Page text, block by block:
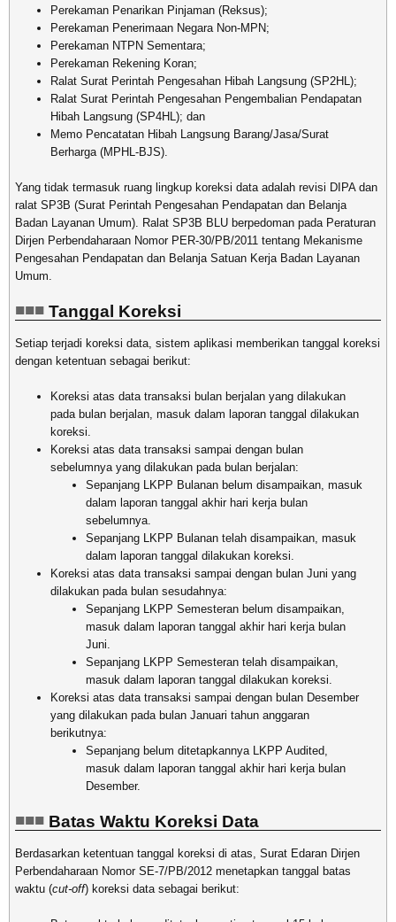
Perekaman Penarikan Pinjaman (Reksus);
Perekaman Penerimaan Negara Non-MPN;
Perekaman NTPN Sementara;
Perekaman Rekening Koran;
Ralat Surat Perintah Pengesahan Hibah Langsung (SP2HL);
Ralat Surat Perintah Pengesahan Pengembalian Pendapatan
Hibah Langsung (SP4HL); dan
Memo Pencatatan Hibah Langsung Barang/Jasa/Surat
Berharga (MPHL-BJS).
Yang tidak termasuk ruang lingkup koreksi data adalah revisi DIPA dan
ralat SP3B (Surat Perintah Pengesahan Pendapatan dan Belanja
Badan Layanan Umum). Ralat SP3B BLU berpedoman pada Peraturan
Dirjen Perbendaharaan Nomor PER-30/PB/2011 tentang Mekanisme
Pengesahan Pendapatan dan Belanja Satuan Kerja Badan Layanan
Umum.
Tanggal Koreksi
Setiap terjadi koreksi data, sistem aplikasi memberikan tanggal koreksi
dengan ketentuan sebagai berikut:
Koreksi atas data transaksi bulan berjalan yang dilakukan
pada bulan berjalan, masuk dalam laporan tanggal dilakukan
koreksi.
Koreksi atas data transaksi sampai dengan bulan
sebelumnya yang dilakukan pada bulan berjalan:
Sepanjang LKPP Bulanan belum disampaikan, masuk
dalam laporan tanggal akhir hari kerja bulan
sebelumnya.
Sepanjang LKPP Bulanan telah disampaikan, masuk
dalam laporan tanggal dilakukan koreksi.
Koreksi atas data transaksi sampai dengan bulan Juni yang
dilakukan pada bulan sesudahnya:
Sepanjang LKPP Semesteran belum disampaikan,
masuk dalam laporan tanggal akhir hari kerja bulan
Juni.
Sepanjang LKPP Semesteran telah disampaikan,
masuk dalam laporan tanggal dilakukan koreksi.
Koreksi atas data transaksi sampai dengan bulan Desember
yang dilakukan pada bulan Januari tahun anggaran
berikutnya:
Sepanjang belum ditetapkannya LKPP Audited,
masuk dalam laporan tanggal akhir hari kerja bulan
Desember.
Batas Waktu Koreksi Data
Berdasarkan ketentuan tanggal koreksi di atas, Surat Edaran Dirjen
Perbendaharaan Nomor SE-7/PB/2012 menetapkan tanggal batas
waktu (cut-off) koreksi data sebagai berikut: